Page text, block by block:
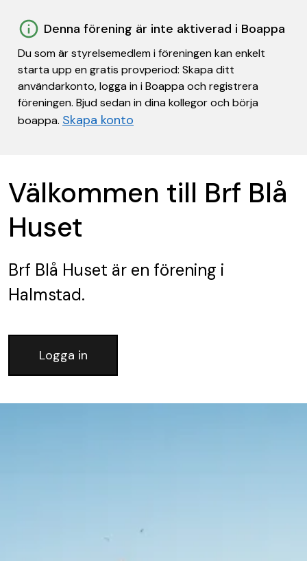
Denna förening är inte aktiverad i Boappa
Du som är styrelsemedlem i föreningen kan enkelt
starta upp en gratis provperiod: Skapa ditt
användarkonto, logga in i Boappa och registrera
föreningen. Bjud sedan in dina kollegor och börja
boappa. Skapa konto
Välkommen till Brf Blå
Huset
Brf Blå Huset är en förening i
Halmstad.
Logga in